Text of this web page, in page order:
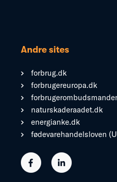
Andre sites
forbrug.dk
forbrugereuropa.dk
naturskaderaadet.dk
energianke.dk
fødevarehandelsloven